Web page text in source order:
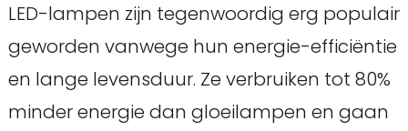
LED-lampen zijn tegenwoordig erg populair
geworden vanwege hun energie-efficiëntie
en lange levensduur. Ze verbruiken tot 80%
minder energie dan gloeilampen en gaan